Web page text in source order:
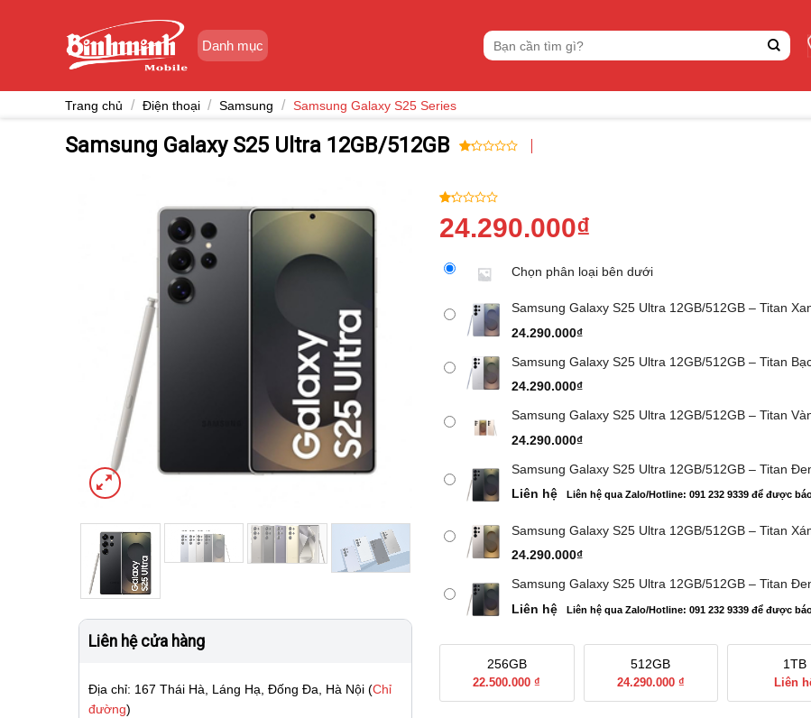
Danh mục
Tìm
kiếm:
Trang chủ / Điện thoại / Samsung / Samsung Galaxy S25 Series
Samsung Galaxy S25 Ultra 12GB/512GB
5
trên
đánh
Liên hệ cửa hàng
Địa chỉ: 167 Thái Hà, Láng Hạ, Đống Đa, Hà Nội (Chỉ
đường)
1.00
trên
dựa
trên
6
giá
24.290.000₫
Chọn phân loại bên dưới
Samsung Galaxy S25 Ultra 12GB/512GB – Titan
24.290.000₫
Samsung Galaxy S25 Ultra 12GB/512GB – Titan
24.290.000₫
Samsung Galaxy S25 Ultra 12GB/512GB – Titan
24.290.000₫
Samsung Galaxy S25 Ultra 12GB/512GB – Titan
Liên hệ
Liên hệ qua Zalo/Hotline: 091 232 9339 để được
Samsung Galaxy S25 Ultra 12GB/512GB – Titan
24.290.000₫
Samsung Galaxy S25 Ultra 12GB/512GB – Titan
Liên hệ
Liên hệ qua Zalo/Hotline: 091 232 9339 để được
256GB
22.500.000 ₫
512GB
24.290.000 ₫
1TB
Liên